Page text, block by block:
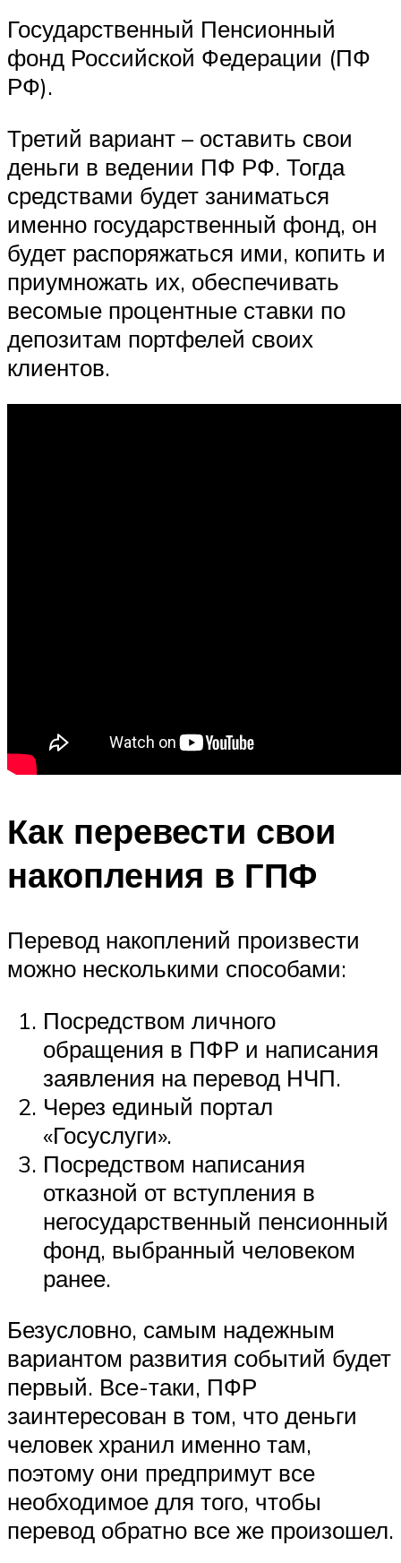
Государственный Пенсионный
фонд Российской Федерации (ПФ
РФ).
Третий вариант – оставить свои
деньги в ведении ПФ РФ. Тогда
средствами будет заниматься
именно государственный фонд, он
будет распоряжаться ими, копить и
приумножать их, обеспечивать
весомые процентные ставки по
депозитам портфелей своих
клиентов.
Как перевести свои
накопления в ГПФ
Перевод накоплений произвести
можно несколькими способами:
Посредством личного
обращения в ПФР и написания
заявления на перевод НЧП.
Через единый портал
«Госуслуги».
Посредством написания
отказной от вступления в
негосударственный пенсионный
фонд, выбранный человеком
ранее.
Безусловно, самым надежным
вариантом развития событий будет
первый. Все-таки, ПФР
заинтересован в том, что деньги
человек хранил именно там,
поэтому они предпримут все
необходимое для того, чтобы
перевод обратно все же произошел.